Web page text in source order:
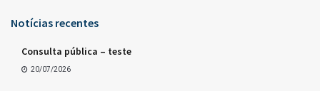
Notícias recentes
Consulta pública – teste
20/07/2026